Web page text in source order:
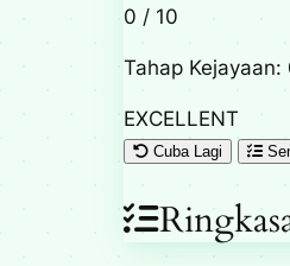
0 / 10
Tahap Kejayaan:
EXCELLENT
Cuba Lagi